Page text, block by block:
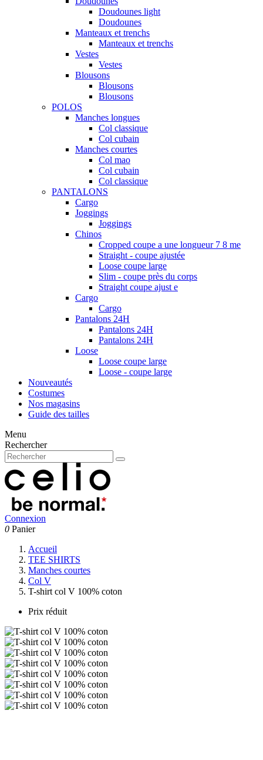
Doudounes light
Doudounes
Manteaux et trenchs
Manteaux et trenchs
Vestes
Vestes
Blousons
Blousons
Blousons
POLOS
Manches longues
Col classique
Col cubain
Manches courtes
Col mao
Col cubain
Col classique
PANTALONS
Cargo
Joggings
Joggings
Chinos
Cropped coupe a une longueur 7 8 me
Straight - coupe ajustée
Loose coupe large
Slim - coupe près du corps
Straight coupe ajust e
Cargo
Cargo
Pantalons 24H
Pantalons 24H
Pantalons 24H
Loose
Loose coupe large
Loose - coupe large
Nouveautés
Costumes
Nos magasins
Guide des tailles
Menu
Rechercher
Connexion
0 Panier
Accueil
TEE SHIRTS
Manches courtes
Col V
T-shirt col V 100% coton
Prix réduit